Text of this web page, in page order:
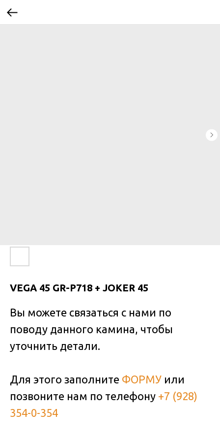
VEGA 45 GR-P718 + JOKER 45
Вы можете связаться с нами по
поводу данного камина, чтобы
уточнить детали.
Для этого заполните ФОРМУ или
позвоните нам по телефону +7 (928)
354-0-354